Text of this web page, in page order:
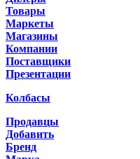
Товары
Маркеты
Магазины
Компании
Поставщики
Презентации
Колбасы
Продавцы
Добавить
Бренд